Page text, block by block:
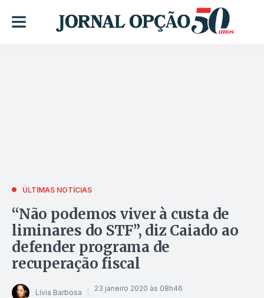
ÚLTIMAS NOTÍCIAS
“Não podemos viver à custa de
liminares do STF”, diz Caiado ao
defender programa de
recuperação fiscal
Lívia Barbosa 23 janeiro 2020 às 08h46